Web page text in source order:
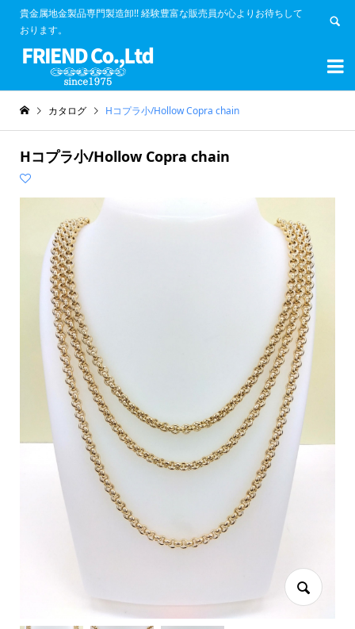
貴金属地金製品専門製造卸!! 経験豊富な販売員が心よりお待ちして
おります。


カタログ Hコプラ小/Hollow Copra chain
Hコプラ小/Hollow Copra chain